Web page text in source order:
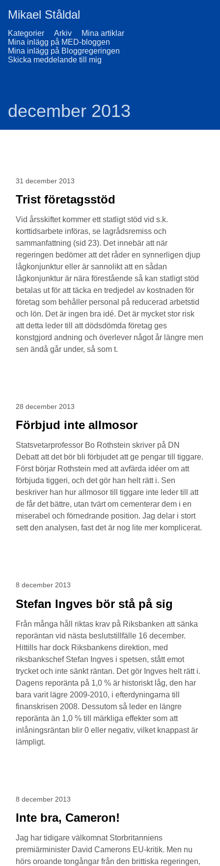
Mikael Ståldal
Kategorier Arkiv
Mina artiklar
Mina inlägg på MED-bloggen
Mina inlägg på Bloggregeringen
Skicka meddelande till mig
december 2013
31 december 2013
Trist företagsstöd
Vid årsskiftet kommer ett statligt stöd vid s.k.
korttidsarbete införas, se lagrådsremiss och
sammanfattning (sid 23). Det innebär att när
regeringen bedömer att det råder en synnerligen djup
lågkonjunktur eller är sannolikt att en sådan
lågkonjunktur är nära förestående så kan statligt stöd
betalas ut för att täcka en tredjedel av kostnaden för
företag som behåller personal på reducerad arbetstid
och lön. Det är ingen bra idé. Det är mycket stor risk
att detta leder till att dödsdömda företag ges
konstgjord andning och överlever något år längre men
sen ändå går under, så som t.
28 december 2013
Förbjud inte allmosor
Statsvetarprofessor Bo Rothstein skriver på DN
Debatt att det bör bli förbjudet att ge pengar till tiggare.
Först börjar Rothstein med att avfärda idéer om att
förbjuda tiggeri, och det gör han helt rätt i. Sen
beskriver han hur allmosor till tiggare inte leder till att
de får det bättre, utan tvärt om cementerar dem i en
miserabel och förnedrande position. Jag delar i stort
sett den analysen, fast det är nog lite mer komplicerat.
8 december 2013
Stefan Ingves bör stå på sig
Från många håll riktas krav på Riksbanken att sänka
reporäntan vid nästa beslutstillfälle 16 december.
Hittills har dock Riksbankens direktion, med
riksbankschef Stefan Ingves i spetsen, stått emot
trycket och inte sänkt räntan. Det gör Ingves helt rätt i.
Dagens reporänta på 1,0 % är historiskt låg, den har
bara varit lägre 2009-2010, i efterdyningarna till
finanskrisen 2008. Dessutom så leder en längre
reporänta än 1,0 % till märkliga effekter som att
inlåningsräntan blir 0 eller negativ, vilket knappast är
lämpligt.
8 december 2013
Inte bra, Cameron!
Jag har tidigare välkomnat Storbritanniens
premiärminister David Camerons EU-kritik. Men nu
hörs oroande tongångar från den brittiska regeringen,